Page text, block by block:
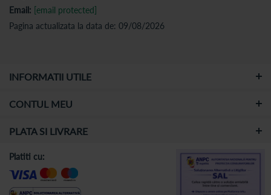
Email: [email protected]
Pagina actualizata la data de: 09/08/2026
INFORMATII UTILE
CONTUL MEU
PLATA SI LIVRARE
Platiti cu: